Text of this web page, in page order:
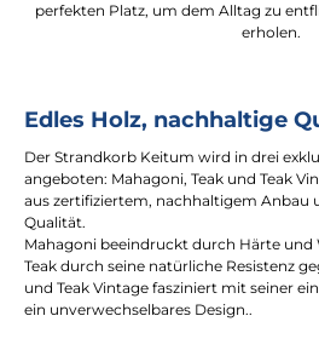
perfekten Platz, um dem Alltag zu
erholen.
Edles Holz, nachhaltige
Der Strandkorb Keitum wird in drei
angeboten: Mahagoni, Teak und Teak
aus zertifiziertem, nachhaltigem Anbau
Qualität.
Mahagoni beeindruckt durch Härte
Teak durch seine natürliche Resistenz
und Teak Vintage fasziniert mit seiner
ein unverwechselbares Design..